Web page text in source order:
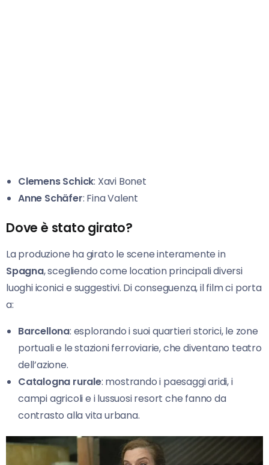
Clemens Schick: Xavi Bonet
Anne Schäfer: Fina Valent
Dove è stato girato?
La produzione ha girato le scene interamente in
Spagna, scegliendo come location principali diversi
luoghi iconici e suggestivi. Di conseguenza, il film ci porta
a:
Barcellona: esplorando i suoi quartieri storici, le zone
portuali e le stazioni ferroviarie, che diventano teatro
dell’azione.
Catalogna rurale: mostrando i paesaggi aridi, i
campi agricoli e i lussuosi resort che fanno da
contrasto alla vita urbana.